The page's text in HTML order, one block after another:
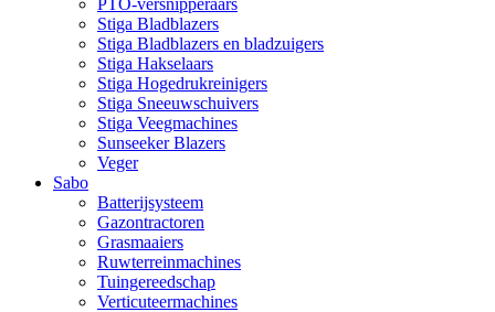
Stiga Bladblazers
Stiga Bladblazers en bladzuigers
Stiga Hakselaars
Stiga Hogedrukreinigers
Stiga Sneeuwschuivers
Stiga Veegmachines
Sunseeker Blazers
Veger
Sabo
Batterijsysteem
Gazontractoren
Grasmaaiers
Ruwterreinmachines
Tuingereedschap
Verticuteermachines